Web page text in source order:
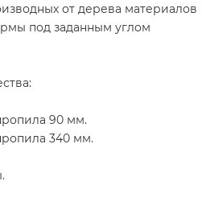
от дерева материалов
под заданным углом
90 мм.
340 мм.